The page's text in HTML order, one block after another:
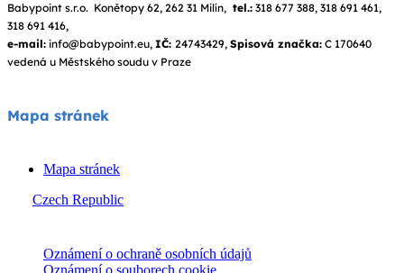
Babypoint s.r.o. Konětopy 62, 262 31 Milín, tel.: 318 677 388, 318 691 461,
318 691 416,
e-mail: info@babypoint.eu, IČ: 24743429, Spisová značka: C 170640
vedená u Městského soudu v Praze
Mapa stránek
Mapa stránek
Czech Republic
Oznámení o ochraně osobních údajů
Oznámení o souborech cookie